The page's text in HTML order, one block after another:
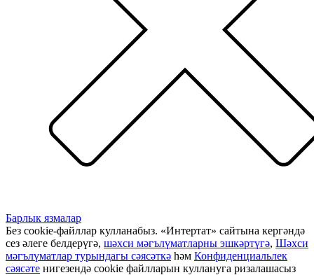
Барлык язмалар
Без cookie-файллар кулланабыз. «Интертат» сайтына кергәндә
сез әлеге белдерүгә, шәхси мәгълүматларны эшкәртүгә, Шәхси
мәгълүматлар турындагы сәясәткә һәм Конфиденциальлек
сәясәте нигезендә cookie файлларын куллануга ризалашасыз